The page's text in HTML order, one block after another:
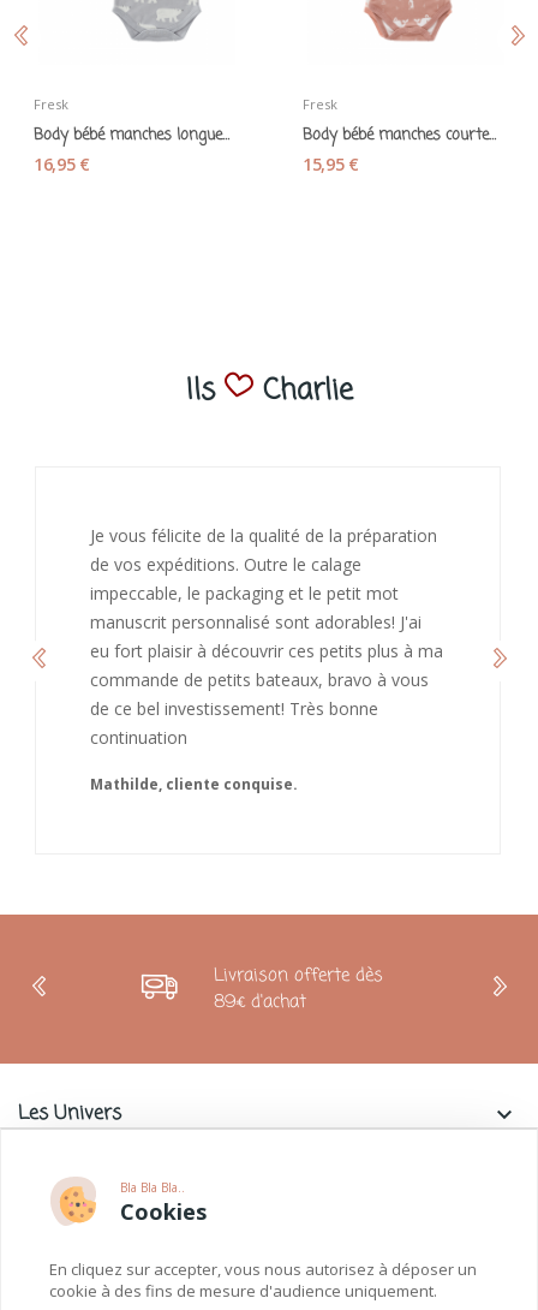
Bla Bla Bla..
Cookies
En cliquez sur accepter, vous nous autorisez à déposer un
cookie à des fins de mesure d'audience uniquement.
Fresk
Body bébé manches longues "Ours polaire" coton...
16,95 €
Fresk
Body bébé manches courtes "Baleine" coton bio...
15,95 €
Ils Charlie
J’ai adoré ouvrir ce paquet votre message est
bienveillant et fait plaisir. Je ne manquerai pas
de recommandé chez vous. Bonne
continuation et merci à vous.
Caroline
Livraison offerte dès
89€ d'achat
Les Univers
keyboard_arrow_down
Charlie & La Petite Souris
Informations
Paiements